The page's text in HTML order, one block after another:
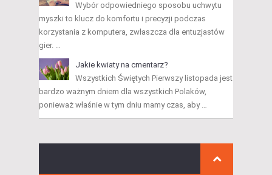
Wybór odpowiedniego sposobu uchwytu
myszki to klucz do komfortu i precyzji podczas
korzystania z komputera, zwłaszcza dla entuzjastów
gier. …
Jakie kwiaty na cmentarz?
Wszystkich Świętych Pierwszy listopada jest
bardzo ważnym dniem dla wszystkich Polaków,
ponieważ właśnie w tym dniu mamy czas, aby …